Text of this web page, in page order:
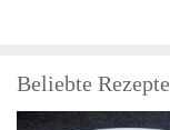
Beliebte Rezepte